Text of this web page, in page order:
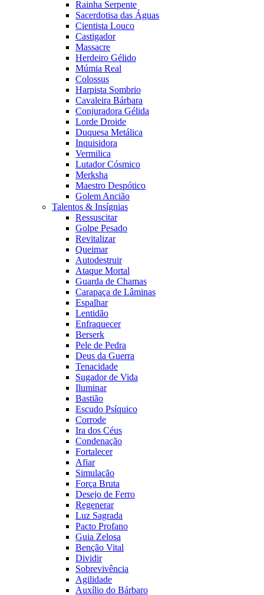
Rainha Serpente
Sacerdotisa das Águas
Cientista Louco
Castigador
Massacre
Herdeiro Gélido
Múmia Real
Colossus
Harpista Sombrio
Cavaleira Bárbara
Conjuradora Gélida
Lorde Droide
Duquesa Metálica
Inquisidora
Vermilica
Lutador Cósmico
Merksha
Maestro Despótico
Golem Ancião
Talentos & Insígnias
Ressuscitar
Golpe Pesado
Revitalizar
Queimar
Autodestruir
Ataque Mortal
Guarda de Chamas
Carapaça de Lâminas
Espalhar
Lentidão
Enfraquecer
Berserk
Pele de Pedra
Deus da Guerra
Tenacidade
Sugador de Vida
Iluminar
Bastião
Escudo Psíquico
Corrode
Ira dos Céus
Condenação
Fortalecer
Afiar
Simulação
Força Bruta
Desejo de Ferro
Regenerar
Luz Sagrada
Pacto Profano
Guia Zelosa
Benção Vital
Dividir
Sobrevivência
Agilidade
Auxílio do Bárbaro